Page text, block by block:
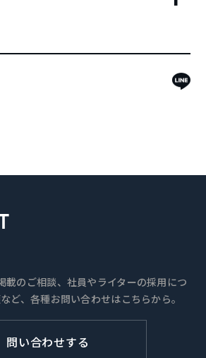
載のご相談、社員やライターの採用につ
ど、各種お問い合わせはこちらから。
問い合わせする